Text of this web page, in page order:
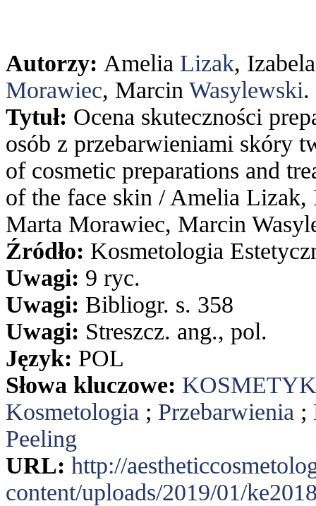
Autorzy: Amelia Lizak,
Morawiec, Marcin Wasylewski.
Tytuł: Ocena skuteczności
osób z przebarwieniami skóry
of cosmetic preparations and
of the face skin / Amelia Lizak,
Marta Morawiec, Marcin
Źródło: Kosmetologia
Uwagi: 9 ryc.
Uwagi: Bibliogr. s. 358
Uwagi: Streszcz. ang., pol.
Język: POL
Słowa kluczowe:
Kosmetologia ; Przebarwienia ;
Peeling
URL: http://
content/uploads/2019/01/